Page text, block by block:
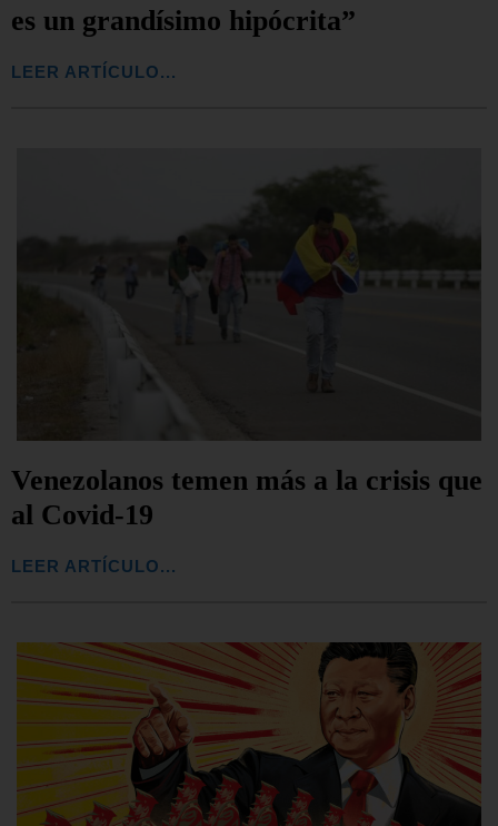
es un grandísimo hipócrita”
LEER ARTÍCULO...
Venezolanos temen más a la crisis que
al Covid-19
LEER ARTÍCULO...